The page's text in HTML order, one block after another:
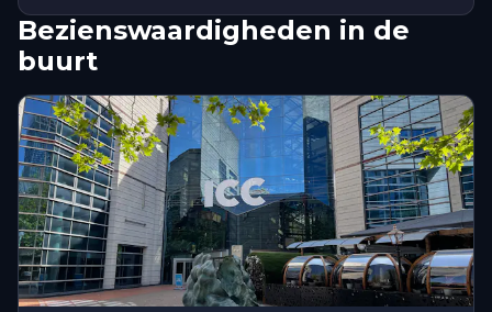
Bezienswaardigheden in de
buurt